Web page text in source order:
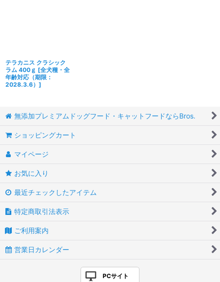
テラカニス クラシック
ラム 400ｇ [全犬種・全
年齢対応（期限：
2028.3.6） ]
無添加プレミアムドッグフード・キャットフードならBros.
ショッピングカート
マイページ
お気に入り
最近チェックしたアイテム
特定商取引法表示
ご利用案内
営業日カレンダー
PCサイト